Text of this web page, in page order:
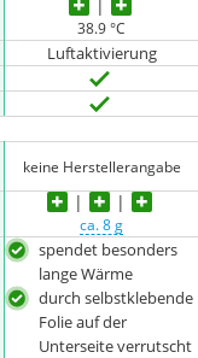
38.9 °C
Luftaktivierung
keine Herstellerangabe
ca. 8 g
spendet besonders
lange Wärme
durch selbstklebende
Folie auf der
Unterseite verrutscht